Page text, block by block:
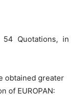
Quotations, in
obtained greater
of EUROPAN: